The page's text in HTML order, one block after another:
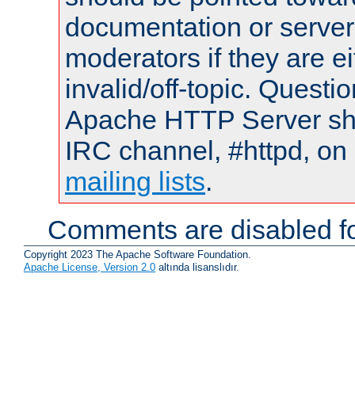
documentation or
moderators if they are
invalid/off-topic.
Apache HTTP Server
IRC channel, #httpd,
mailing lists.
Comments are disabled
Copyright 2023 The Apache Software Foundation.
Apache License, Version 2.0 altında lisanslıdır.